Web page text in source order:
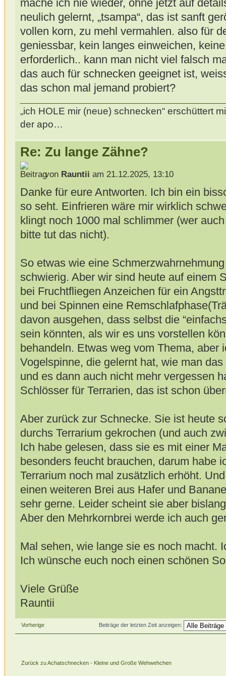
mache ich nie wieder, ohne jetzt auf
neulich gelernt, „tsampa“, das ist sanft
vollen korn, zu mehl vermahlen. also für
geniessbar, kein langes einweichen,
erforderlich.. kann man nicht viel falsch
das auch für schnecken geeignet ist,
das schon mal jemand probiert?
„ich HOLE mir (neue) schnecken“ erschüttert
der apo…
Re: Zu lange Zähne?
von Rauntii am 21.12.2025, 13:10
Danke für eure Antworten. Ich bin ein
so seht. Einfrieren wäre mir wirklich
klingt noch 1000 mal schlimmer (wer
bitte tut das nicht).
So etwas wie eine
schwierig. Aber wir sind heute auf einem
bei Fruchtfliegen Anzeichen für ein
und bei Spinnen eine
davon ausgehen, dass selbst die
sein könnten, als wir es uns vorstellen
behandeln. Etwas weg vom Thema, aber
Vogelspinne, die gelernt hat, wie man
und es dann auch nicht mehr vergessen
Schlösser für Terrarien, das ist schon
Aber zurück zur Schnecke. Sie ist heute
durchs Terrarium gekrochen (und auch
Ich habe gelesen, dass sie es mit einer
besonders feucht brauchen, darum habe
Terrarium noch mal zusätzlich erhöht.
einen weiteren Brei aus Hafer und
sehr gerne. Leider scheint sie aber
Aber den Mehrkornbrei werde ich auch
Mal sehen, wie lange sie es noch macht.
Ich wünsche euch noch einen schönen
Viele Grüße
Rauntii
Vorherige Beiträge der letzten Zeit anzeigen:
Zurück zu Achatschnecken - Kleine und Große Wehwehchen